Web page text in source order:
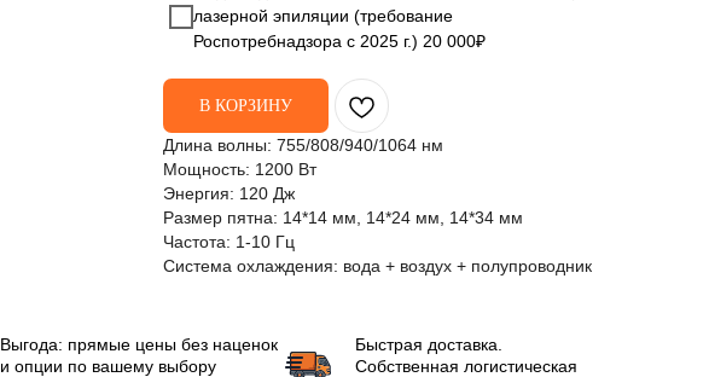
лазерной эпиляции (требование
Роспотребнадзора с 2025 г.) 20 000₽
В КОРЗИНУ
Длина волны: 755/808/940/1064 нм
Мощность: 1200 Вт
Энергия: 120 Дж
Размер пятна: 14*14 мм, 14*24 мм, 14*34 мм
Частота: 1-10 Гц
Система охлаждения: вода + воздух + полупроводник
Быстрая доставка.
Собственная логистическая
Выгода: прямые цены без наценок
и опции по вашему выбору